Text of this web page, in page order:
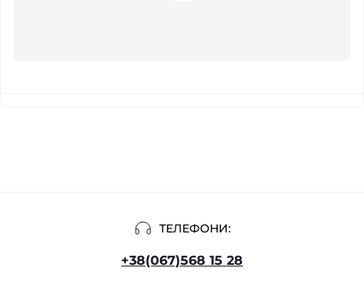
ТЕЛЕФОНИ:
+38(067)568 15 28